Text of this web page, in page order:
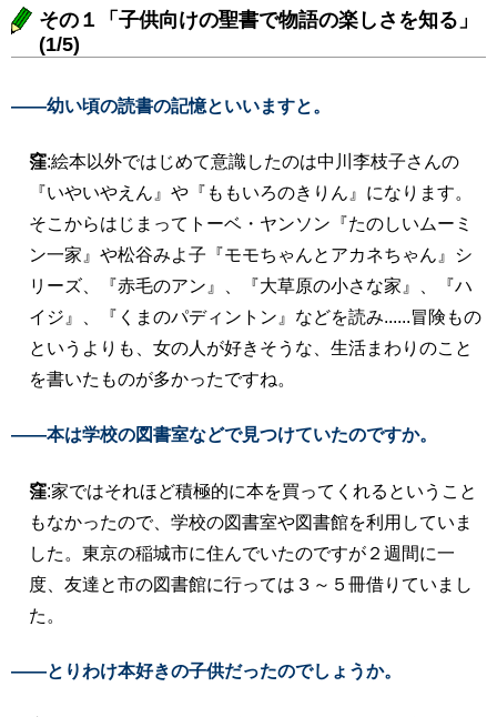
その１「子供向けの聖書で物語の楽しさを知る」
(1/5)
――幼い頃の読書の記憶といいますと。
窪:絵本以外ではじめて意識したのは中川李枝子さんの
『いやいやえん』や『ももいろのきりん』になります。
そこからはじまってトーベ・ヤンソン『たのしいムーミ
ン一家』や松谷みよ子『モモちゃんとアカネちゃん』シ
リーズ、『赤毛のアン』、『大草原の小さな家』、『ハ
イジ』、『くまのパディントン』などを読み......冒険もの
というよりも、女の人が好きそうな、生活まわりのこと
を書いたものが多かったですね。
――本は学校の図書室などで見つけていたのですか。
窪:家ではそれほど積極的に本を買ってくれるということ
もなかったので、学校の図書室や図書館を利用していま
した。東京の稲城市に住んでいたのですが２週間に一
度、友達と市の図書館に行っては３～５冊借りていまし
た。
――とりわけ本好きの子供だったのでしょうか。